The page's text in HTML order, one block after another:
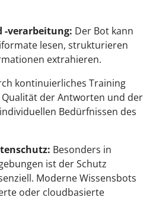
-verarbeitung: Der Bot kann
lesen, strukturieren
extrahieren.
kontinuierliches Training
der Antworten und der
Bedürfnissen des
Besonders in
ist der Schutz
Moderne Wissensbots
oder cloudbasierte